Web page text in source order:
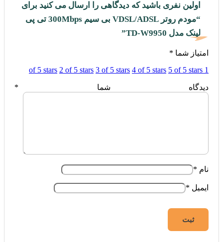
اولین نفری باشید که دیدگاهی را ارسال می کنید برای
“مودم روتر VDSL/ADSL بی سیم 300Mbps تی پی
لینک مدل TD-W9950”
امتیاز شما *
1 of 5 stars
2 of 5 stars 3 of 5 stars 4 of 5 stars 5 of 5 stars
دیدگاه شما *
نام *
ایمیل *